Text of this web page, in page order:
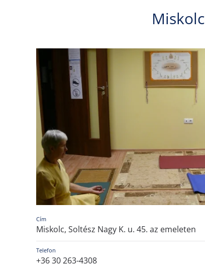
Miskolc
Cím
Miskolc, Soltész Nagy K. u. 45. az emeleten
Telefon
+36 30 263-4308